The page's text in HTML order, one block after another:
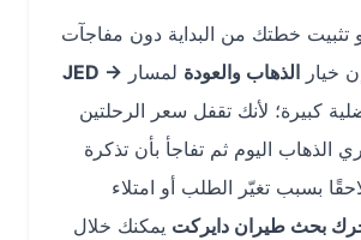
خطتك من البداية دون مفاجآت
الذهاب والعودةلمسارJED →
لأنك تقفل سعر الرحلتين
اليوم ثم تفاجأ بأن تذكرة
تغيّر الطلب أو امتلاء
طيران دايركتيمكنك خلال